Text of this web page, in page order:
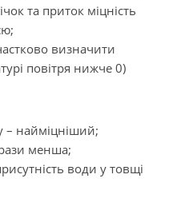
та приток міцність
визначити
повітря нижче 0)
– найміцніший;
рази менша;
води у товщі